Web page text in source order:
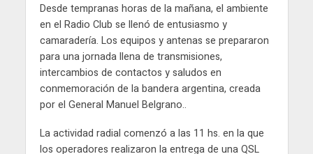
Desde tempranas horas de la mañana, el ambiente
en el Radio Club se llenó de entusiasmo y
camaradería. Los equipos y antenas se prepararon
para una jornada llena de transmisiones,
intercambios de contactos y saludos en
conmemoración de la bandera argentina, creada
por el General Manuel Belgrano..
La actividad radial comenzó a las 11 hs. en la que
los operadores realizaron la entrega de una QSL